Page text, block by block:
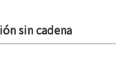
sin cadena